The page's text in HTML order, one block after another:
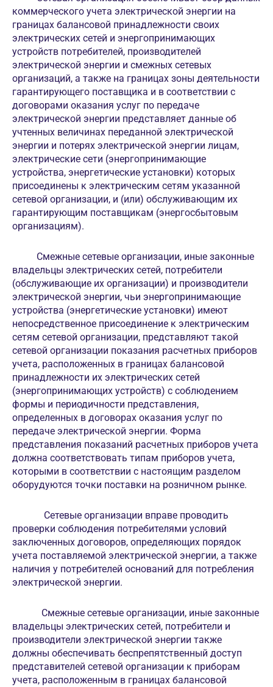
коммерческого учета электрической энергии на
границах балансовой принадлежности своих
электрических сетей и энергопринимающих
устройств потребителей, производителей
электрической энергии и смежных сетевых
организаций, а также на границах зоны деятельности
гарантирующего поставщика и в соответствии с
договорами оказания услуг по передаче
электрической энергии представляет данные об
учтенных величинах переданной электрической
энергии и потерях электрической энергии лицам,
электрические сети (энергопринимающие
устройства, энергетические установки) которых
присоединены к электрическим сетям указанной
сетевой организации, и (или) обслуживающим их
гарантирующим поставщикам (энергосбытовым
организациям).
Смежные сетевые организации, иные законные
владельцы электрических сетей, потребители
(обслуживающие их организации) и производители
электрической энергии, чьи энергопринимающие
устройства (энергетические установки) имеют
непосредственное присоединение к электрическим
сетям сетевой организации, представляют такой
сетевой организации показания расчетных приборов
учета, расположенных в границах балансовой
принадлежности их электрических сетей
(энергопринимающих устройств) с соблюдением
формы и периодичности представления,
определенных в договорах оказания услуг по
передаче электрической энергии. Форма
представления показаний расчетных приборов учета
должна соответствовать типам приборов учета,
которыми в соответствии с настоящим разделом
оборудуются точки поставки на розничном рынке.
Сетевые организации вправе проводить
проверки соблюдения потребителями условий
заключенных договоров, определяющих порядок
учета поставляемой электрической энергии, а также
наличия у потребителей оснований для потребления
электрической энергии.
Смежные сетевые организации, иные законные
владельцы электрических сетей, потребители и
производители электрической энергии также
должны обеспечивать беспрепятственный доступ
представителей сетевой организации к приборам
учета, расположенным в границах балансовой